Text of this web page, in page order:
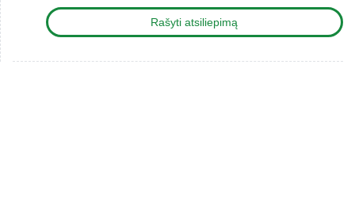
Rašyti atsiliepimą